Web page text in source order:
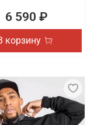
6 590 ₽
корзину